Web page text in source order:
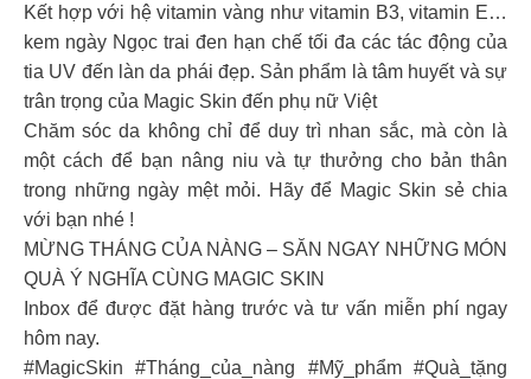
Kết hợp với hệ vitamin vàng như vitamin B3, vitamin E…
kem ngày Ngọc trai đen hạn chế tối đa các tác động của
tia UV đến làn da phái đẹp. Sản phẩm là tâm huyết và sự
trân trọng của Magic Skin đến phụ nữ Việt
Chăm sóc da không chỉ để duy trì nhan sắc, mà còn là
một cách để bạn nâng niu và tự thưởng cho bản thân
trong những ngày mệt mỏi. Hãy để Magic Skin sẻ chia
với bạn nhé !
MỪNG THÁNG CỦA NÀNG – SĂN NGAY NHỮNG MÓN
QUÀ Ý NGHĨA CÙNG MAGIC SKIN
Inbox để được đặt hàng trước và tư vấn miễn phí ngay
hôm nay.
#MagicSkin #Tháng_của_nàng #Mỹ_phẩm #Quà_tặng